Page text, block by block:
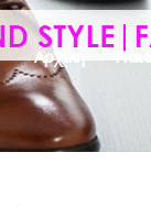
Αρχική >